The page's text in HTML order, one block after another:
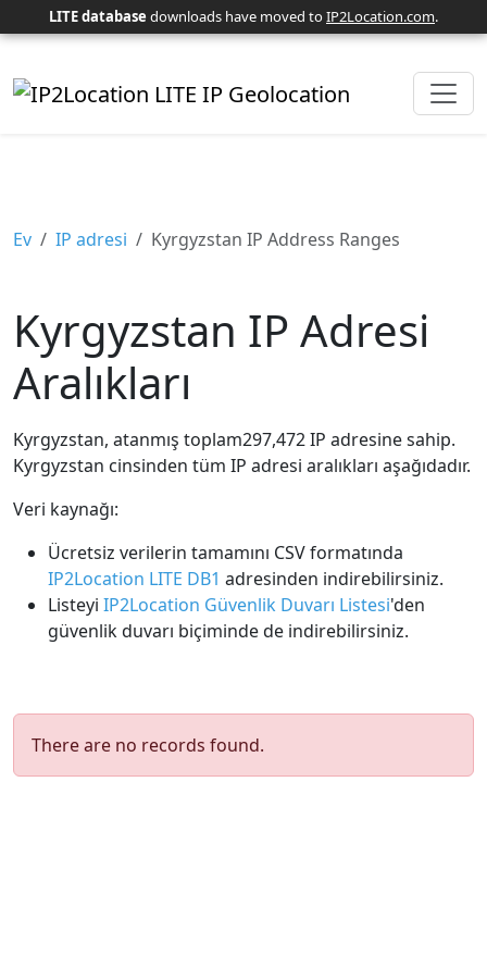
LITE database downloads have moved toIP2Location.com.
Ev IP adresi Kyrgyzstan IP Address Ranges
Kyrgyzstan IP Adresi
Aralıkları
Kyrgyzstan, atanmış toplam297,472 IP adresine sahip.
Kyrgyzstan cinsinden tüm IP adresi aralıkları aşağıdadır.
Veri kaynağı:
Ücretsiz verilerin tamamını CSV formatında
IP2Location LITE DB1 adresinden indirebilirsiniz.
Listeyi IP2Location Güvenlik Duvarı Listesi'den
güvenlik duvarı biçiminde de indirebilirsiniz.
There are no records found.